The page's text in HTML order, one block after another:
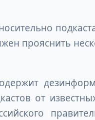
прояснить
от